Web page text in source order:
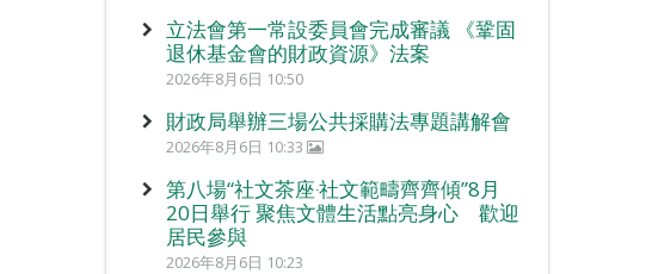
立法會第一常設委員會完成審議 《鞏固
退休基金會的財政資源》法案
2026年8月6日 10:50
財政局舉辦三場公共採購法專題講解會
2026年8月6日 10:33
第八場“社文茶座‧社文範疇齊齊傾”8月
20日舉行 聚焦文體生活點亮身心 歡迎
居民參與
2026年8月6日 10:23